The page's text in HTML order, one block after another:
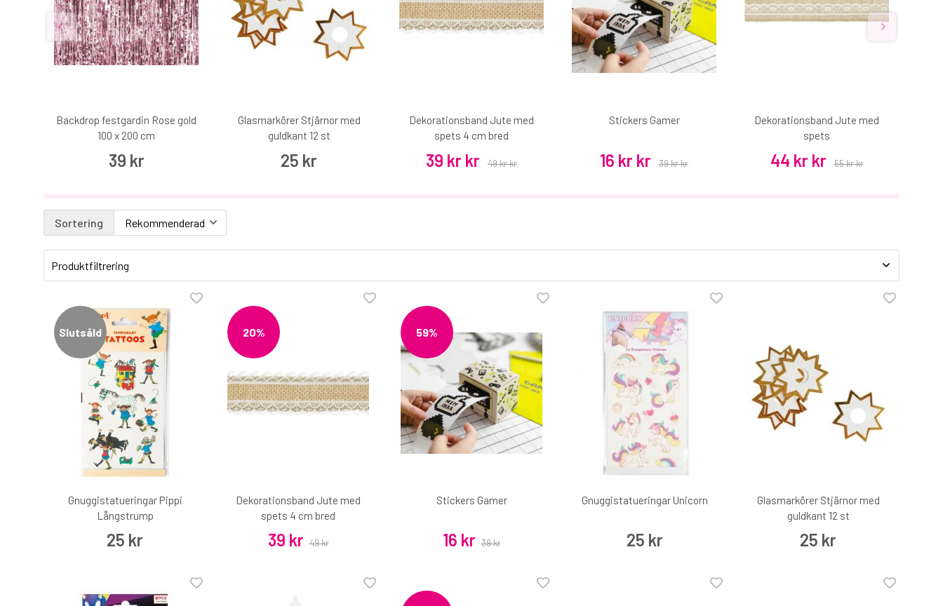
Backdrop festgardin Rose gold
100 x 200 cm
39 kr
Glasmarkörer Stjärnor med
guldkant 12 st
25 kr
Dekorationsband Jute med
spets 4 cm bred
39 kr kr 49 kr kr
Stickers Gamer
16 kr kr 39 kr kr
Dekorationsband Jute med
spets
44 kr kr 55 kr kr
Sortering
Produktfiltrering
Slutsåld
Gnuggistatueringar Pippi
Långstrump
25 kr
20%
Dekorationsband Jute med
spets 4 cm bred
39 kr 49 kr
59%
Stickers Gamer
16 kr 39 kr
Gnuggistatueringar Unicorn
25 kr
Glasmarkörer Stjärnor med
guldkant 12 st
25 kr